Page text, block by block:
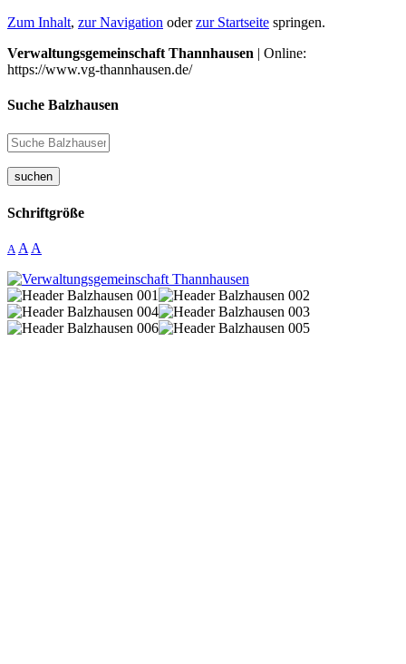
Zum Inhalt, zur Navigation oderzur Startseite springen.
Verwaltungsgemeinschaft Thannhausen | Online:
https://www.vg-thannhausen.de/
Suche Balzhausen
suchen
Schriftgröße
A A A